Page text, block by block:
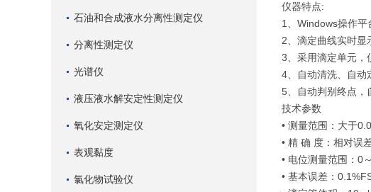
石油和合成液水分离性测定仪
分离性测定仪
光谱仪
液压液水解安定性测定仪
氧化安定测定仪
表观黏度
氯化物试验仪
仪器特点:
1、Windows操作平
2、滴定曲线实时显
3、采用滴定单元，
4、自动清洗、自动
5、自动判别终点，
技术参数
• 测量范围：大于
• 精 确 度：相对误
• 电位测量范围：0
• 基本误差：